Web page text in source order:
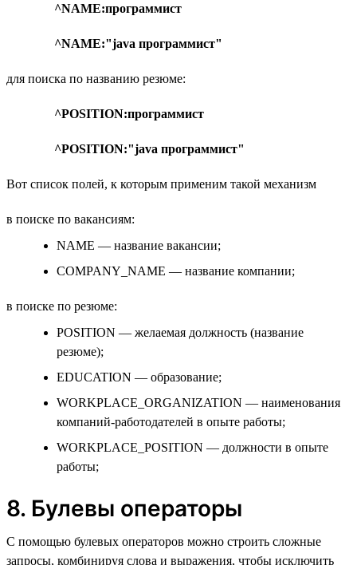
^NAME:программист
^NAME:"java программист"
для поиска по названию резюме:
^POSITION:программист
^POSITION:"java программист"
Вот список полей, к которым применим такой механизм
в поиске по вакансиям:
NAME — название вакансии;
COMPANY_NAME — название компании;
в поиске по резюме:
POSITION — желаемая должность (название
резюме);
EDUCATION — образование;
WORKPLACE_ORGANIZATION — наименования
компаний-работодателей в опыте работы;
WORKPLACE_POSITION — должности в опыте
работы;
8. Булевы операторы
С помощью булевых операторов можно строить сложные
запросы, комбинируя слова и выражения, чтобы исключить